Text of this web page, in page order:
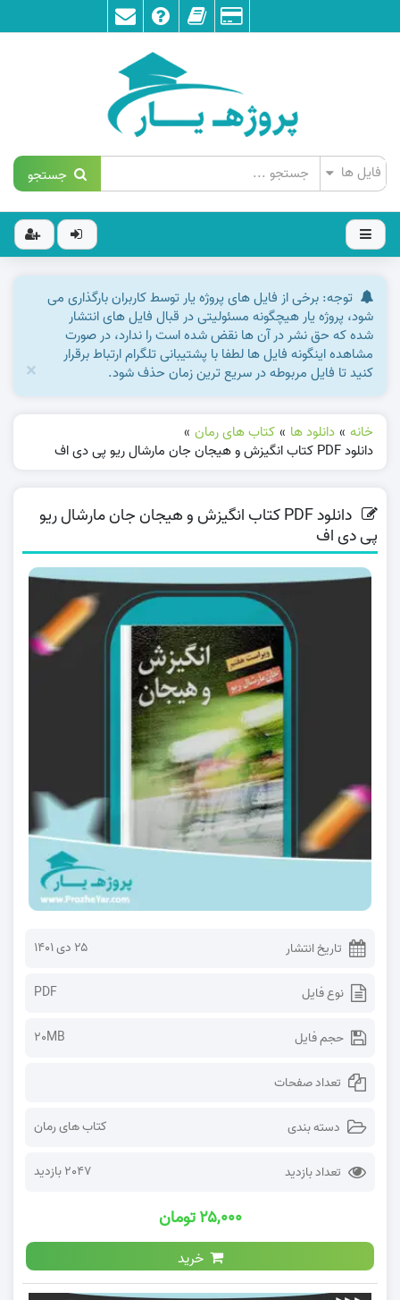
جستجو
توجه: برخی از فایل های پروژه یار توسط کاربران بارگذاری می
شود، پروژه یار هیچگونه مسئولیتی در قبال فایل های انتشار
شده که حق نشر در آن ها نقض شده است را ندارد، در صورت
مشاهده اینگونه فایل ها لطفا با پشتیبانی تلگرام ارتباط برقرار
کنید تا فایل مربوطه در سریع ترین زمان حذف شود.
×
خانه » دانلود ها » کتاب های رمان »
دانلود PDF کتاب انگیزش و هیجان جان مارشال ریو پی دی اف
دانلود PDF کتاب انگیزش و هیجان جان مارشال ریو
پی دی اف
تاریخ انتشار ۲۵ دی ۱۴۰۱
نوع فایل PDF
حجم فایل 20MB
تعداد صفحات
دسته بندی کتاب های رمان
تعداد بازدید 2047 بازدید
۲۵,۰۰۰ تومان
خرید